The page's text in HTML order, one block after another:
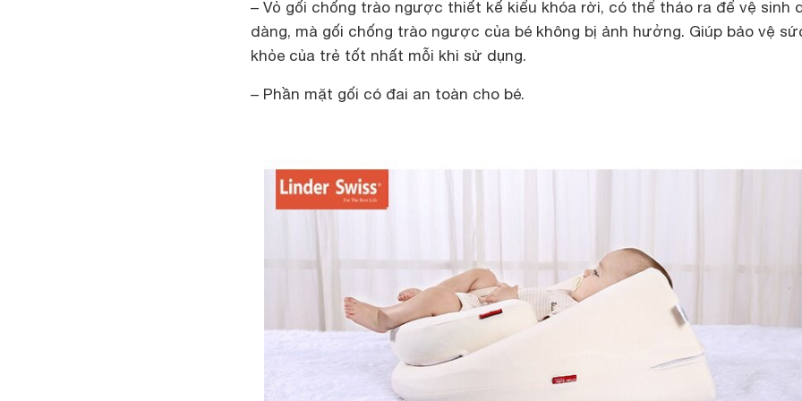
– Vỏ gối chống trào ngược thiết kế kiểu khóa rời, có thể tháo ra để vệ sinh
dàng, mà gối chống trào ngược của bé không bị ảnh hưởng. Giúp bảo vệ
khỏe của trẻ tốt nhất mỗi khi sử dụng.
– Phần mặt gối có đai an toàn cho bé.